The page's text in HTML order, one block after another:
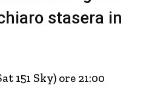
stasera in
151 Sky) ore 21:00